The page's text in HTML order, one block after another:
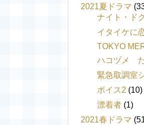
2021夏ドラマ
ナイト・ド
イタイケに
TOKYO
ハコヅメ
緊急取調室
ボイス2 (10)
漂着者 (1)
2021春ドラマ